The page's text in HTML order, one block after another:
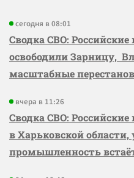
сегодня в 08:01
Сводка СВО:
освободили Зарницу,
масштабные
вчера в 11:26
Сводка СВО:
в Харьковской области,
промышленность